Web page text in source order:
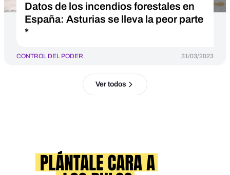
Datos de los incendios forestales en
España: Asturias se lleva la peor parte
*
CONTROL DEL PODER 31/03/2023
Ver todos